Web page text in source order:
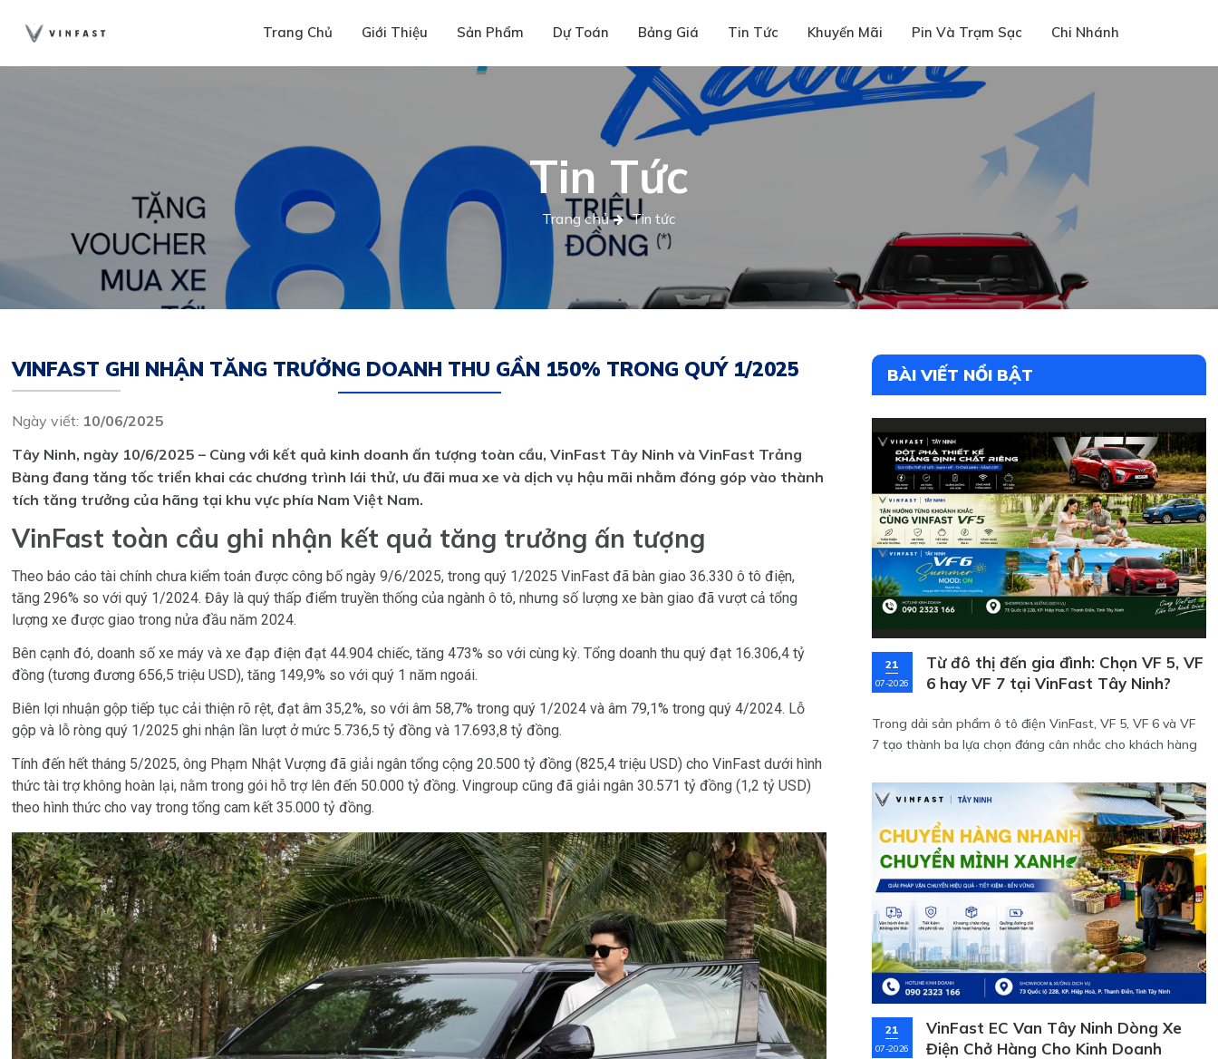
Trang Chủ Giới Thiệu Sản Phẩm Dự Toán Bảng Giá Tin Tức Khuyến Mãi Pin Và Trạm Sạc Chi Nhánh
Tin Tức
Trang chủ Tin tức
VINFAST GHI NHẬN TĂNG TRƯỞNG DOANH THU GẦN 150% TRONG QUÝ 1/2025
Ngày viết: 10/06/2025
Tây Ninh, ngày 10/6/2025 – Cùng với kết quả kinh doanh ấn tượng toàn cầu, VinFast Tây Ninh và VinFast Trảng
Bàng đang tăng tốc triển khai các chương trình lái thử, ưu đãi mua xe và dịch vụ hậu mãi nhằm đóng góp vào thành
tích tăng trưởng của hãng tại khu vực phía Nam Việt Nam.
VinFast toàn cầu ghi nhận kết quả tăng trưởng ấn tượng
Theo báo cáo tài chính chưa kiểm toán được công bố ngày 9/6/2025, trong quý 1/2025 VinFast đã bàn giao 36.330 ô tô điện,
tăng 296% so với quý 1/2024. Đây là quý thấp điểm truyền thống của ngành ô tô, nhưng số lượng xe bàn giao đã vượt cả tổng
lượng xe được giao trong nửa đầu năm 2024.
Bên cạnh đó, doanh số xe máy và xe đạp điện đạt 44.904 chiếc, tăng 473% so với cùng kỳ. Tổng doanh thu quý đạt 16.306,4 tỷ
đồng (tương đương 656,5 triệu USD), tăng 149,9% so với quý 1 năm ngoái.
Biên lợi nhuận gộp tiếp tục cải thiện rõ rệt, đạt âm 35,2%, so với âm 58,7% trong quý 1/2024 và âm 79,1% trong quý 4/2024. Lỗ
gộp và lỗ ròng quý 1/2025 ghi nhận lần lượt ở mức 5.736,5 tỷ đồng và 17.693,8 tỷ đồng.
Tính đến hết tháng 5/2025, ông Phạm Nhật Vượng đã giải ngân tổng cộng 20.500 tỷ đồng (825,4 triệu USD) cho VinFast dưới hình
thức tài trợ không hoàn lại, nằm trong gói hỗ trợ lên đến 50.000 tỷ đồng. Vingroup cũng đã giải ngân 30.571 tỷ đồng (1,2 tỷ USD)
theo hình thức cho vay trong tổng cam kết 35.000 tỷ đồng.
BÀI VIẾT NỔI BẬT
21
07-2026
Từ đô thị đến gia đình: Chọn VF 5, VF
6 hay VF 7 tại VinFast Tây Ninh?
Trong dải sản phẩm ô tô điện VinFast, VF 5, VF 6 và VF
7 tạo thành ba lựa chọn đáng cân nhắc cho khách hàng
hàng ngày, gia đình hoặc nâng cấp trải nghiệm cá nhân.
21
07-2026
VinFast EC Van Tây Ninh Dòng Xe
Điện Chở Hàng Cho Kinh Doanh